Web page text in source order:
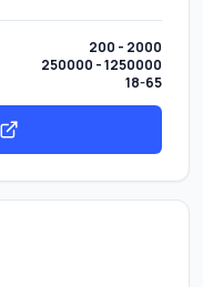
200 - 2000
250000 - 1250000
18-65